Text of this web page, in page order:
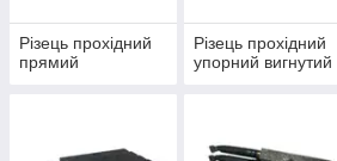
Різець прохідний
прямий
Різець прохідний
упорний вигнутий